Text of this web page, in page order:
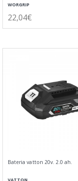
WORGRIP
22,04€
Bateria vatton 20v. 2.0 ah.